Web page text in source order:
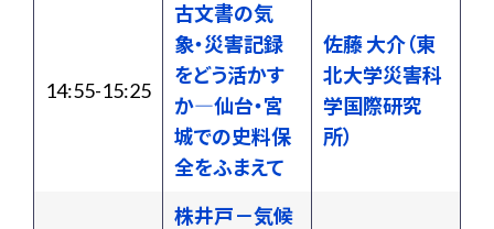
14:55-15:25
古文書の気
象・災害記録
をどう活かす
か―仙台・宮
城での史料保
全をふまえて
佐藤 大介（東
北大学災害科
学国際研究
所）
株井戸－気候